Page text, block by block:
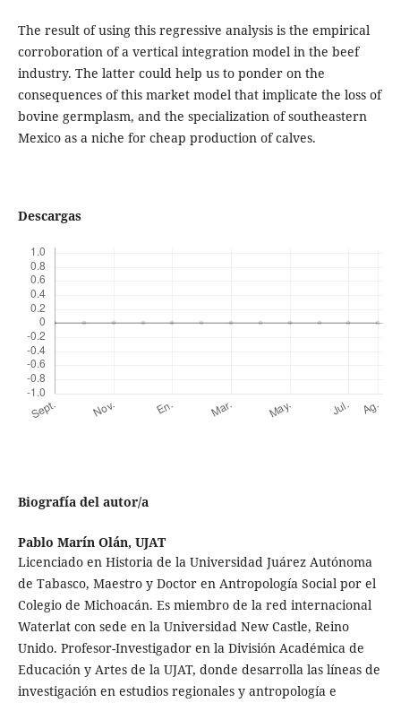
The result of using this regressive analysis is the empirical
corroboration of a vertical integration model in the beef
industry. The latter could help us to ponder on the
consequences of this market model that implicate the loss of
bovine germplasm, and the specialization of southeastern
Mexico as a niche for cheap production of calves.
Descargas
Biografía del autor/a
Pablo Marín Olán, UJAT
Licenciado en Historia de la Universidad Juárez Autónoma
de Tabasco, Maestro y Doctor en Antropología Social por el
Colegio de Michoacán. Es miembro de la red internacional
Waterlat con sede en la Universidad New Castle, Reino
Unido. Profesor-Investigador en la División Académica de
Educación y Artes de la UJAT, donde desarrolla las líneas de
investigación en estudios regionales y antropología e